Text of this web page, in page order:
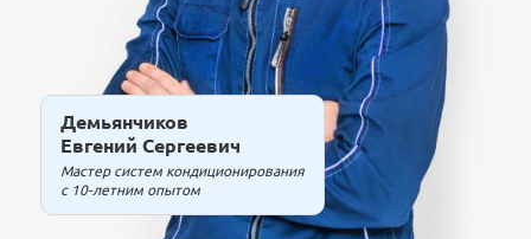
Демьянчиков
Евгений Сергеевич
Мастер систем кондиционирования
с 10-летним опытом